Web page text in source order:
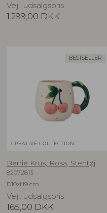
Vejl. udsalgspris
1.299,00 DKK
BESTSELLER
CREATIVE COLLECTION
Berrie Krus, Rosa, Stentøj
82072813
D10xH9 cm
Vejl. udsalgspris
165,00 DKK